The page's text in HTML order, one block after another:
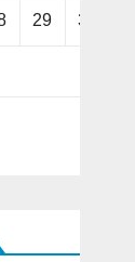
29 30